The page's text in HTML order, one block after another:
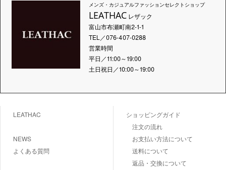
メンズ・カジュアルファッションセレクトショップ
LEATHACレザック
富山市布瀬町南2-1-1
TEL／076-407-0288
営業時間
平日／11:00～19:00
土日祝日／10:00～19:00
LEATHAC
NEWS
よくある質問
ショッピングガイド
注文の流れ
お支払い方法について
送料について
返品・交換について